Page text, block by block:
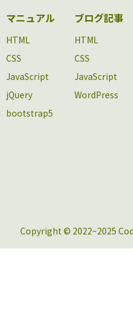
マニュアル
HTML
CSS
JavaScript
jQuery
bootstrap5
ブログ記事
HTML
CSS
JavaScript
WordPress
Copyright © 2022~2025